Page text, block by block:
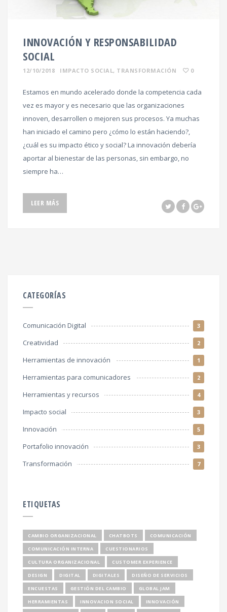
INNOVACIÓN Y RESPONSABILIDAD
SOCIAL
12/10/2018 IMPACTO SOCIAL , TRANSFORMACIÓN 0
Estamos en mundo acelerado donde la competencia cada
vez es mayor y es necesario que las organizaciones
innoven, desarrollen o mejoren sus procesos. Ya muchas
han iniciado el camino pero ¿cómo lo están haciendo?,
¿cuál es su impacto ético y social? La innovación debería
aportar al bienestar de las personas, sin embargo, no
siempre ha…
LEER MÁS
CATEGORÍAS
Comunicación Digital 3
Creatividad 2
Herramientas de innovación 1
Herramientas para comunicadores 2
Herramientas y recursos 4
Impacto social 3
Innovación 5
Portafolio innovación 3
Transformación 7
ETIQUETAS
CAMBIO ORGANIZACIONAL CHATBOTS
COMUNICACIÓN
COMUNICACIÓN INTERNA
CUESTIONARIOS
CULTURA ORGANIZACIONAL
CUSTOMER EXPERIENCE
DESIGN
DIGITAL DIGITALES
DISEÑO DE SERVICIOS
ENCUESTAS
GESTIÓN DEL CAMBIO
GLOBAL JAM
HERRAMIENTAS
INNOVACION SOCIAL
INNOVACIÓN